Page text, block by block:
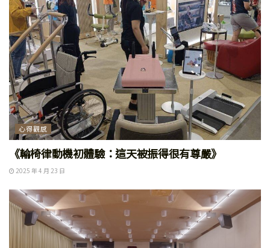
心得觀感
《輪椅律動機初體驗：這天被振得很有尊嚴》
2025 年 4 月 23 日